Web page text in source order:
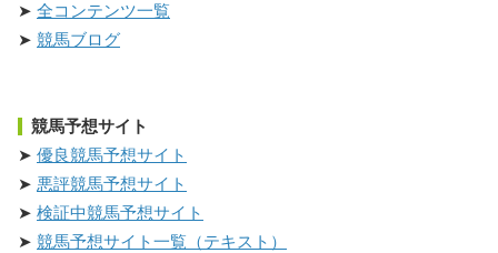
全コンテンツ一覧
競馬ブログ
競馬予想サイト
優良競馬予想サイト
悪評競馬予想サイト
検証中競馬予想サイト
競馬予想サイト一覧（テキスト）